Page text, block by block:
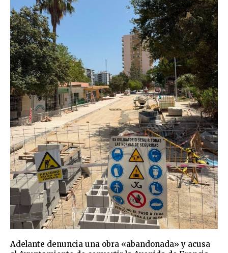
Adelante denuncia una obra «abandonada» y acusa